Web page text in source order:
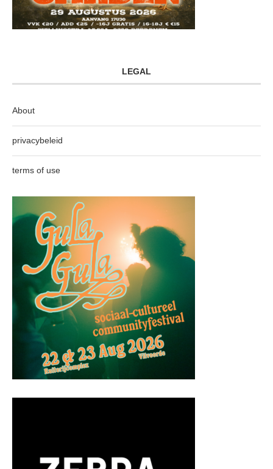
LEGAL
About
privacybeleid
terms of use